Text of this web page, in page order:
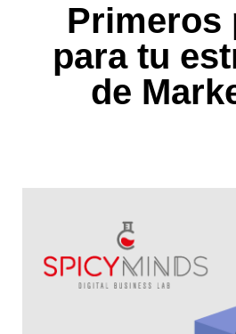
Primeros
para tu
de